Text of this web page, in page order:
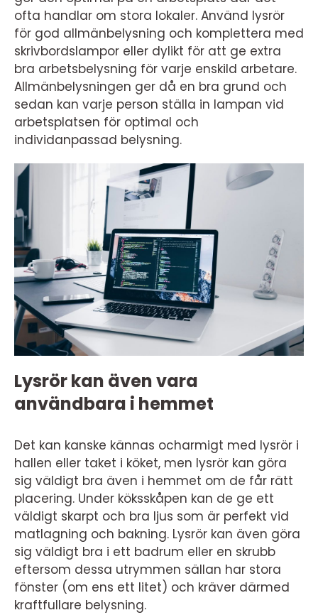
ofta handlar om stora lokaler. Använd lysrör
för god allmänbelysning och komplettera med
skrivbordslampor eller dylikt för att ge extra
bra arbetsbelysning för varje enskild arbetare.
Allmänbelysningen ger då en bra grund och
sedan kan varje person ställa in lampan vid
arbetsplatsen för optimal och
individanpassad belysning.
Lysrör kan även vara
användbara i hemmet
Det kan kanske kännas ocharmigt med lysrör i
hallen eller taket i köket, men lysrör kan göra
sig väldigt bra även i hemmet om de får rätt
placering. Under köksskåpen kan de ge ett
väldigt skarpt och bra ljus som är perfekt vid
matlagning och bakning. Lysrör kan även göra
sig väldigt bra i ett badrum eller en skrubb
eftersom dessa utrymmen sällan har stora
fönster (om ens ett litet) och kräver därmed
kraftfullare belysning.